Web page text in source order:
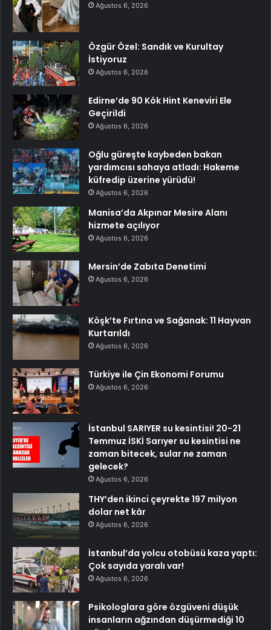
Ağustos 6, 2026
Özgür Özel: Sandık ve Kurultay
İstiyoruz
Ağustos 6, 2026
Edirne’de 90 Kök Hint Keneviri Ele
Geçirildi
Ağustos 6, 2026
Oğlu güreşte kaybeden bakan
yardımcısı sahaya atladı: Hakeme
küfredip üzerine yürüdü!
Ağustos 6, 2026
Manisa’da Akpınar Mesire Alanı
hizmete açılıyor
Ağustos 6, 2026
Mersin’de Zabıta Denetimi
Ağustos 6, 2026
Köşk’te Fırtına ve Sağanak: 11 Hayvan
Kurtarıldı
Ağustos 6, 2026
Türkiye ile Çin Ekonomi Forumu
Ağustos 6, 2026
İstanbul SARIYER su kesintisi! 20-21
Temmuz İSKİ Sarıyer su kesintisi ne
zaman bitecek, sular ne zaman
gelecek?
Ağustos 6, 2026
THY’den ikinci çeyrekte 197 milyon
dolar net kâr
Ağustos 6, 2026
İstanbul’da yolcu otobüsü kaza yaptı:
Çok sayıda yaralı var!
Ağustos 6, 2026
Psikologlara göre özgüveni düşük
insanların ağzından düşürmediği 10